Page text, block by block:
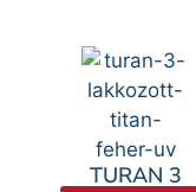
TURAN 3